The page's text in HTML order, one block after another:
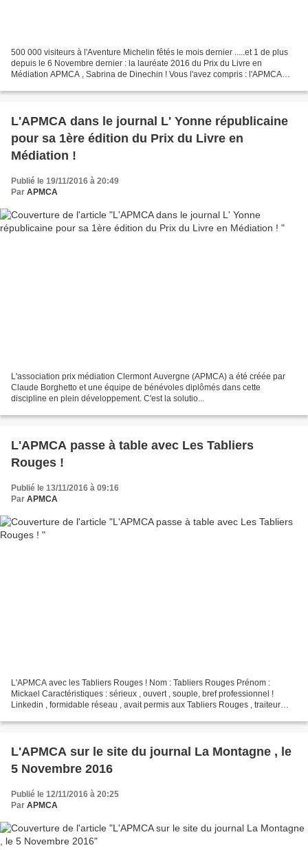
500 000 visiteurs à l'Aventure Michelin fêtés le mois dernier .....et 1 de plus
depuis le 6 Novembre dernier : la lauréate 2016 du Prix du Livre en
Médiation APMCA , Sabrina de Dinechin ! Vous l'avez compris : l'APMCA
L'APMCA dans le journal L' Yonne républicaine
pour sa 1ère édition du Prix du Livre en
Médiation !
Publié le 19/11/2016 à 20:49
Par APMCA
L'association prix médiation Clermont Auvergne (APMCA) a été créée par
Claude Borghetto et une équipe de bénévoles diplômés dans cette
discipline en plein développement. C'est la solutio...
L'APMCA passe à table avec Les Tabliers
Rouges !
Publié le 13/11/2016 à 09:16
Par APMCA
L'APMCA avec les Tabliers Rouges ! Nom : Tabliers Rouges Prénom :
Mickael Caractéristiques : sérieux , ouvert , souple, bref professionnel !
Linkedin , formidable réseau , avait permis aux Tabliers Rouges , traiteur
L'APMCA sur le site du journal La Montagne , le
5 Novembre 2016
Publié le 12/11/2016 à 20:25
Par APMCA